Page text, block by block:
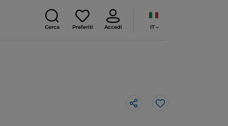
Cerca Preferiti Accedi IT
Like